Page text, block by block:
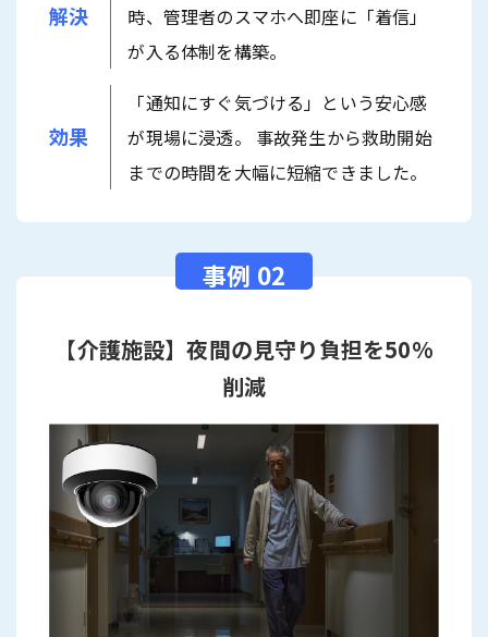
解決
時、管理者のスマホへ即座に「着信」
が入る体制を構築。
効果
「通知にすぐ気づける」という安心感
が現場に浸透。 事故発生から救助開始
までの時間を大幅に短縮できました。
【介護施設】夜間の見守り負担を50%
削減